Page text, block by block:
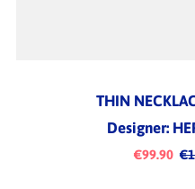
THIN
Designer:
€99.90